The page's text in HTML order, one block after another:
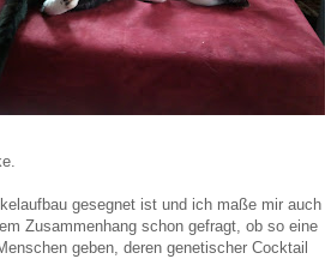
gesegnet ist und ich maße mir auch
Zusammenhang schon gefragt, ob so eine
geben, deren genetischer Cocktail